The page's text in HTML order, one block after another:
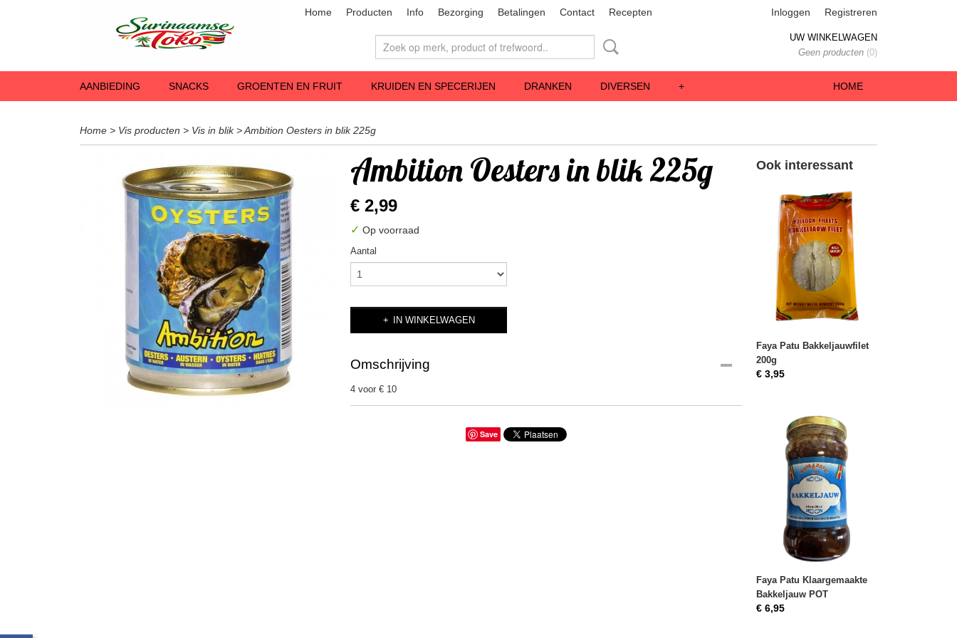
Home Producten Info Bezorging Betalingen Contact Recepten Inloggen Registreren
UW WINKELWAGEN
Geen producten (0)
HOME
AANBIEDING SNACKS GROENTEN EN FRUIT KRUIDEN EN SPECERIJEN DRANKEN DIVERSEN +
Home > Vis producten > Vis in blik>Ambition Oesters in blik 225g
Ambition Oesters in blik 225g
€ 2,99
✓ Op voorraad
Aantal
IN WINKELWAGEN
Omschrijving
4 voor € 10
Save
Ook interessant
Faya Patu Bakkeljauwfilet
200g
€ 3,95
Faya Patu Klaargemaakte
Bakkeljauw POT
€ 6,95